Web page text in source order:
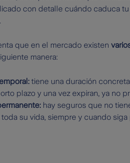
con detalle cuándo caduca
que en el mercado existen
manera:
tiene una duración
plazo y una vez expiran, ya no
hay seguros que no
su vida, siempre y cuando